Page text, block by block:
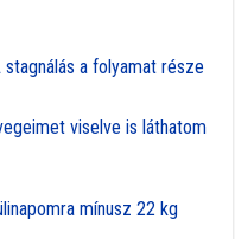
a folyamat része
viselve is láthatom
mínusz 22 kg